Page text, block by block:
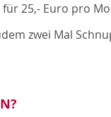
für 25,- Euro pro
zwei Mal